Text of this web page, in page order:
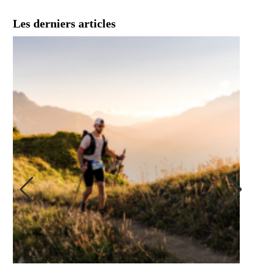
Les derniers articles